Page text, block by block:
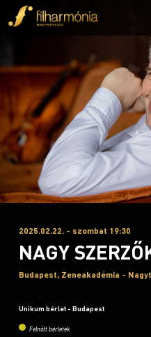
2025.02.22. - szombat 19:30
NAGY
Budapest, Zeneakadémia -
Unikum bérlet - Budapest
Felnőtt bérletek